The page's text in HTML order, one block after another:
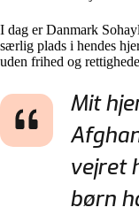
I dag er Danmark
særlig plads i hendes
uden frihed og
Mit
vejret
børn